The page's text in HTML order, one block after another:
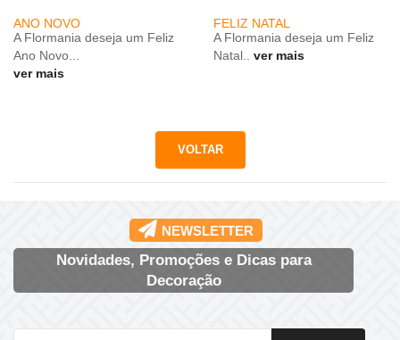
ANO NOVO
A Flormania deseja um Feliz
Ano Novo...
ver mais
FELIZ NATAL
A Flormania deseja um Feliz
Natal..
ver mais
NEWSLETTER
Novidades, Promoções e Dicas para
Decoração